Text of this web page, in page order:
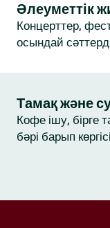
Әлеуметтік
Концерттер,
осындай
Тамақ және
Кофе ішу, бірге
бәрі барып